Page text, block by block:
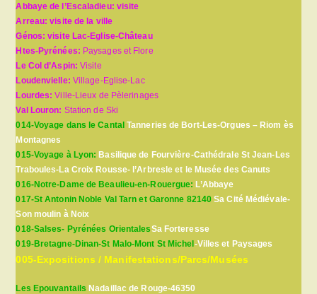
Abbaye de l’Escaladieu: visite
Arreau: visite de la ville
Génos: visite Lac-Eglise-Château
Htes-Pyrénées: Paysages et Flore
Le Col d’Aspin:Visite
Loudenvielle: Village-Eglise-Lac
Lourdes:Ville-Lieux de Pèlerinages
Val Louron: Station de Ski
014-Voyage dans le CantalTanneries de Bort-Les-Orgues – Riom ès
Montagnes
015-Voyage à Lyon: Basilique de Fourvière-Cathédrale St Jean-Les
Traboules-La Croix Rousse- l’Arbresle et le Musée des Canuts
016-Notre-Dame de Beaulieu-en-Rouergue:L’Abbaye
017-St Antonin Noble Val Tarn et Garonne 82140 Sa Cité Médiévale-
Son moulin à Noix
018-Salses- Pyrénées OrientalesSa Forteresse
019-Bretagne-Dinan-St Malo-Mont St Michel-Villes et Paysages
005-Expositions / Manifestations/Parcs/Musées
Les Epouvantails Nadaillac de Rouge-46350